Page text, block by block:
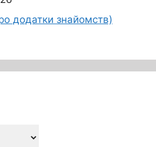
додатки знайомств)